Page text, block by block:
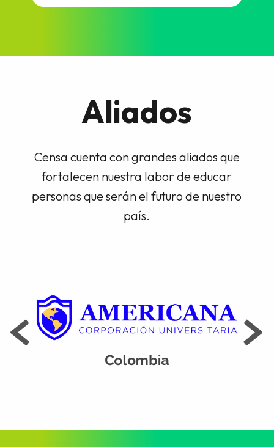
Aliados
Censa cuenta con grandes aliados que
fortalecen nuestra labor de educar
personas que serán el futuro de nuestro
país.